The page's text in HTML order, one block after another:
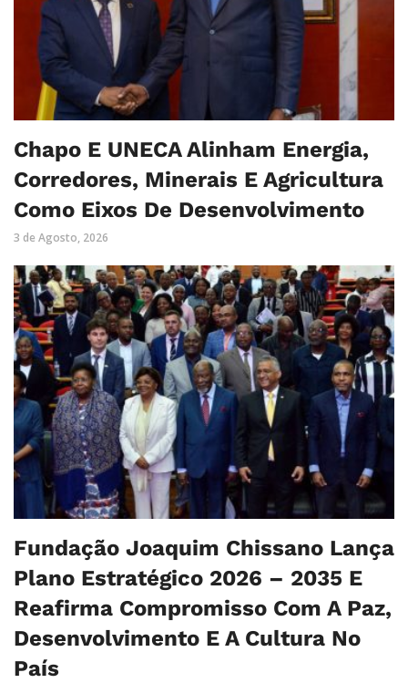
Chapo E UNECA Alinham Energia,
Corredores, Minerais E Agricultura
Como Eixos De Desenvolvimento
3 de Agosto, 2026
Fundação Joaquim Chissano Lança
Plano Estratégico 2026 – 2035 E
Reafirma Compromisso Com A Paz,
Desenvolvimento E A Cultura No
País